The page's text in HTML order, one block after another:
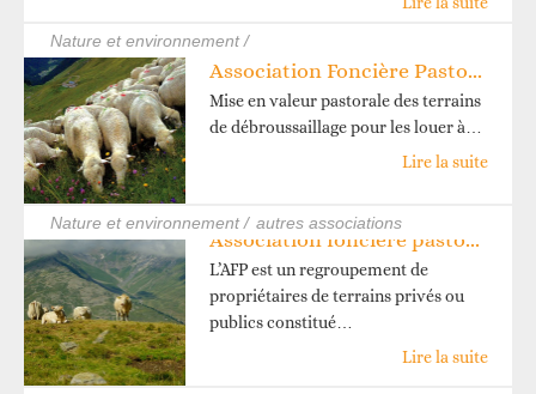
nature et environnement /
Association Foncière Pastorale d’Orelle
Mise en valeur pastorale des terrains
de débroussaillage pour les louer à…
Lire la suite
nature et environnement / autres associations
Association foncière pastorale du Cret Rond
L’AFP est un regroupement de
propriétaires de terrains privés ou
publics constitué…
Lire la suite